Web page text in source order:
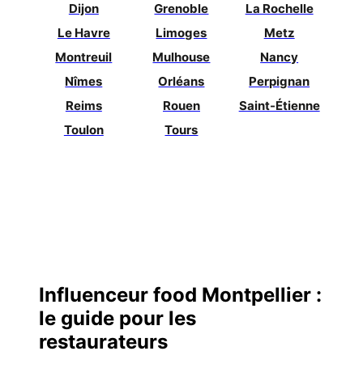
Dijon
Grenoble
La Rochelle
Le Havre
Limoges
Metz
Montreuil
Mulhouse
Nancy
Nîmes
Orléans
Perpignan
Reims
Rouen
Saint-Étienne
Toulon
Tours
Influenceur food Montpellier :
le guide pour les
restaurateurs